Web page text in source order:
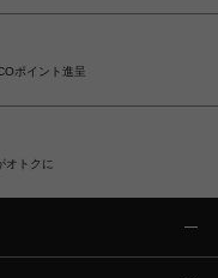
ポイント進呈
オトクに